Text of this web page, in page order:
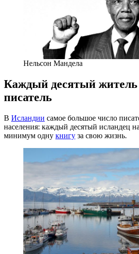
Нельсон Мандела
Каждый десятый
писатель
В Исландии самое большое число
населения: каждый десятый исландец
минимум одну книгу за свою жизнь.